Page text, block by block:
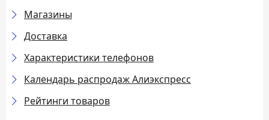
Магазины
Доставка
Характеристики телефонов
Календарь распродаж Алиэкспресс
Рейтинги товаров